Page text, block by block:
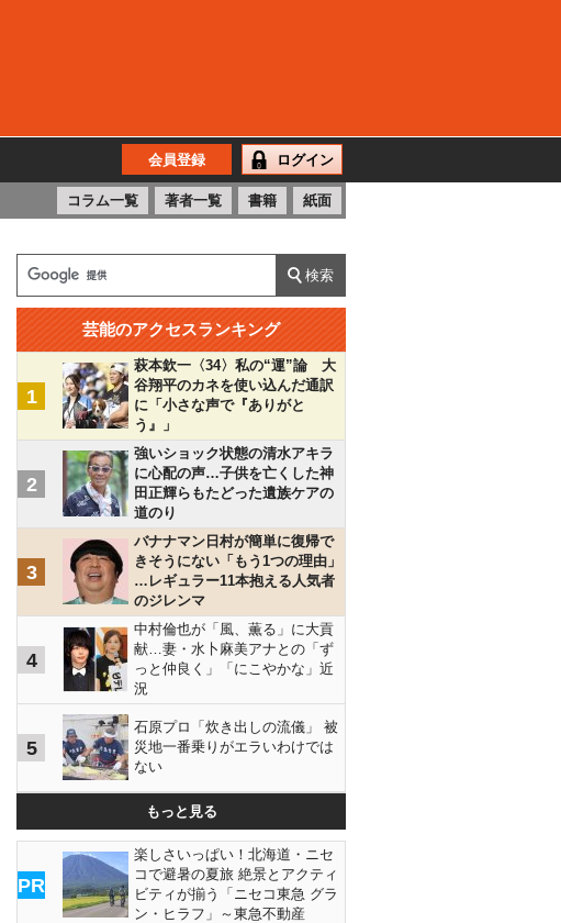
会員登録 ログイン
コラム一覧 著者一覧 書籍 紙面
芸能のアクセスランキング
1
萩本欽一〈34〉私の“運”論 大
谷翔平のカネを使い込んだ通訳
に「小さな声で『ありがと
う』」
2
強いショック状態の清水アキラ
に心配の声…子供を亡くした神
田正輝らもたどった遺族ケアの
道のり
3
バナナマン日村が簡単に復帰で
きそうにない「もう1つの理由」
…レギュラー11本抱える人気者
のジレンマ
4
中村倫也が「風、薫る」に大貢
献…妻・水卜麻美アナとの「ず
っと仲良く」「にこやかな」近
況
5
石原プロ「炊き出しの流儀」 被
災地一番乗りがエラいわけでは
ない
もっと見る
PR
楽しさいっぱい！北海道・ニセ
コで避暑の夏旅 絶景とアクティ
ビティが揃う「ニセコ東急 グラ
ン・ヒラフ」～東急不動産